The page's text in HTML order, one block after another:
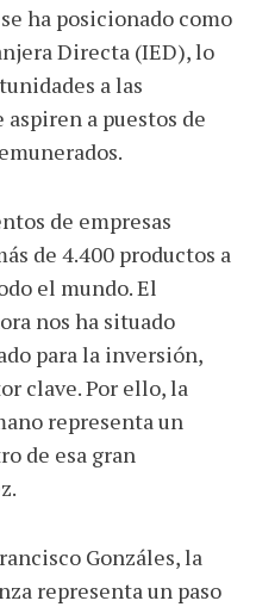
ha posicionado como
Directa (IED), lo
a las
aspiren a puestos de
de empresas
de 4.400 productos a
el mundo. El
nos ha situado
para la inversión,
clave. Por ello, la
representa un
de esa gran
Gonzáles, la
representa un paso